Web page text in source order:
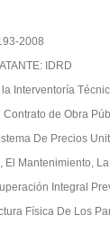
2008
IDRD
Interventoría
Contrato de Obra
De Precios
El Mantenimiento,
Integral
Física De Los